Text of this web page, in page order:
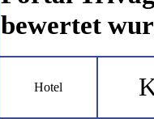
bewertet
Hotel